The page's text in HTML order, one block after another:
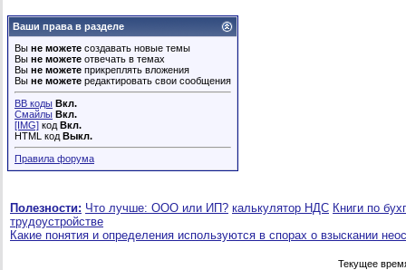
Ваши права в разделе
Вы не можете создавать новые темы
Вы не можете отвечать в темах
Вы не можете прикреплять вложения
Вы не можете редактировать свои сообщения
BB коды Вкл.
Смайлы Вкл.
[IMG] код Вкл.
HTML код Выкл.
Правила форума
Полезности: Что лучше: ООО или ИП? калькулятор НДС Книги по
трудоустройстве
Какие понятия и определения используются в спорах о взыскании
Текущее